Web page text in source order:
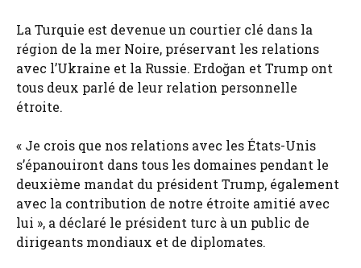
La Turquie est devenue un courtier clé dans la
région de la mer Noire, préservant les relations
avec l’Ukraine et la Russie. Erdoğan et Trump ont
tous deux parlé de leur relation personnelle
étroite.
« Je crois que nos relations avec les États-Unis
s’épanouiront dans tous les domaines pendant le
deuxième mandat du président Trump, également
avec la contribution de notre étroite amitié avec
lui », a déclaré le président turc à un public de
dirigeants mondiaux et de diplomates.